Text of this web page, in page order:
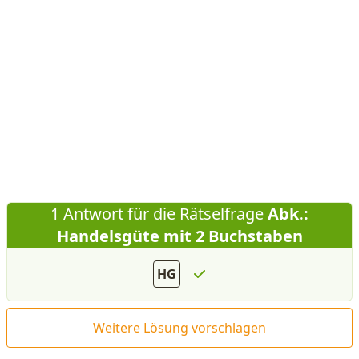
1 Antwort für die RätselfrageAbk.:
Handelsgüte mit 2 Buchstaben
HG
Weitere Lösung vorschlagen